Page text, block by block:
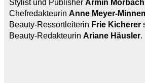
Stylist und Publisher Armin Morbach
Chefredakteurin Anne Meyer-
Beauty-Ressortleiterin Frie Kicherer
Beauty-Redakteurin Ariane Häusler.